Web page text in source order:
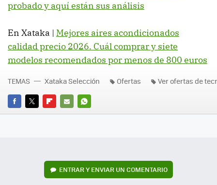
probado y aquí están sus análisis
En Xataka | Mejores aires acondicionados
calidad precio 2026. Cuál comprar y siete
modelos recomendados por menos de 800 euros
FACEBOOK
TWITTERFLIPBOARD
E-
WHATSAPP
TEMAS Xataka Selección Ofertas Ver ofertas de
ENTRAR Y ENVIAR UN COMENTARIO